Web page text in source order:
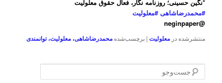
*نگین حسینی؛ روزنامه نگار، فعال حقوق معلولیت
#محمدرضاشاهی #معلولیت
@neginpaper
منتشرشده در معلولیت |برچسب‌شده محمدرضاشاهی، معلولیت، توانمندی
س